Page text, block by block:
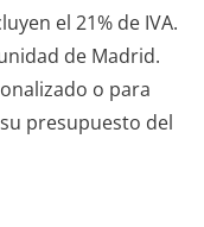
el 21% de IVA.
de Madrid.
o para
presupuesto del